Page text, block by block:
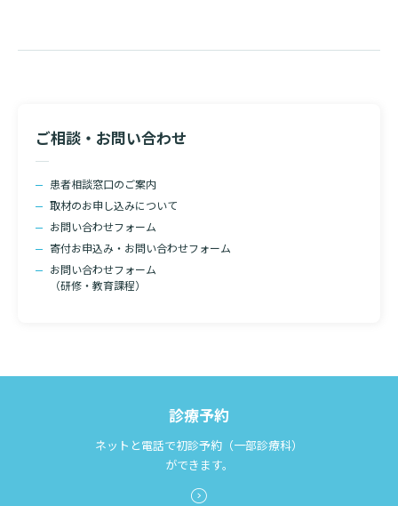
ご相談・お問い合わせ
患者相談窓口のご案内
取材のお申し込みについて
お問い合わせフォーム
寄付お申込み・お問い合わせフォーム
お問い合わせフォーム
（研修・教育課程）
診療予約
ネットと電話で初診予約（一部診療科）
ができます。